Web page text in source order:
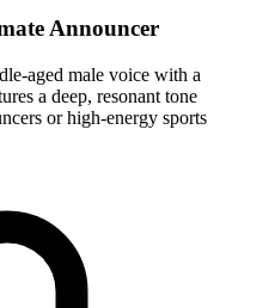
Announcer
aged male voice with a
a deep, resonant tone
or high-energy sports